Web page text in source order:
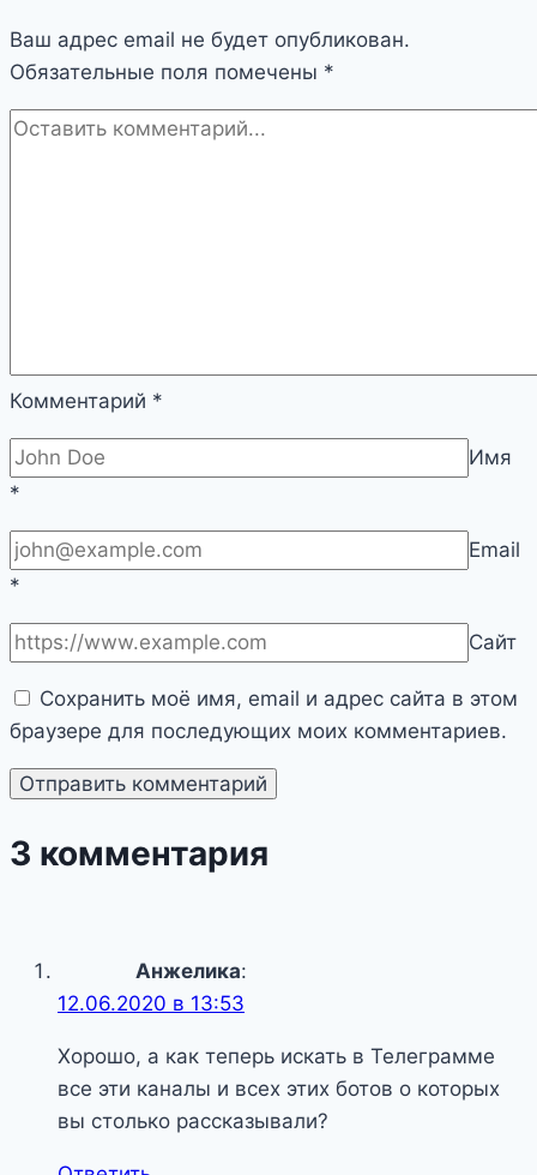
Ваш адрес email не будет опубликован.
Обязательные поля помечены *
Комментарий *
Имя
*
Email
*
Сайт
Сохранить моё имя, email и адрес сайта в этом
браузере для последующих моих комментариев.
3 комментария
Анжелика:
12.06.2020 в 13:53
Хорошо, а как теперь искать в Телеграмме
все эти каналы и всех этих ботов о которых
вы столько рассказывали?